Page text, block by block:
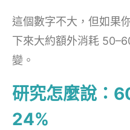
這個數字不大，但如果
下來大約額外消耗
變。
研究怎麼說：
24%